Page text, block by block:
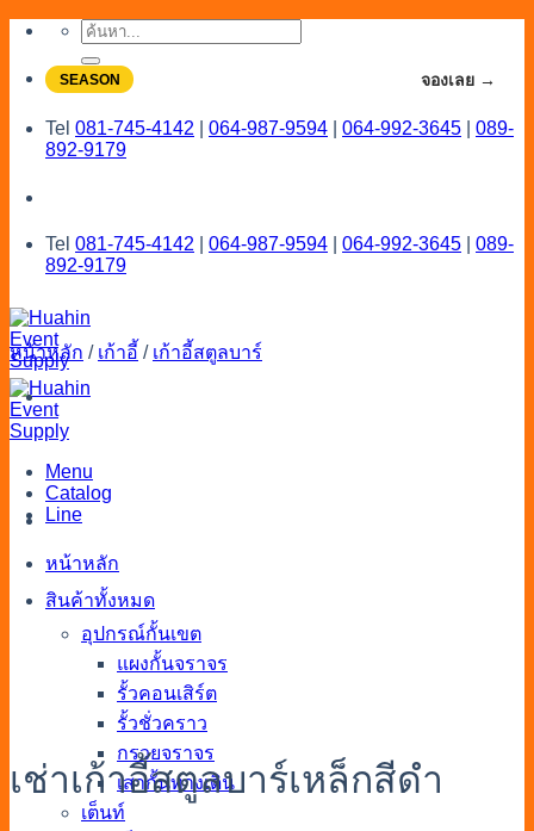
Skip
content
ค้นหา:
SEASON จองเลย →
Tel 081-745-4142 064-987-9594 064-992-3645
089-
892-9179
Tel 081-745-4142 064-987-9594 064-992-3645
089-
892-9179
Menu
Catalog
Line
หน้าหลัก
สินค้าทั้งหมด
อุปกรณ์กั้นเขต
แผงกั้นจราจร
รั้วคอนเสิร์ต
รั้วชั่วคราว
กรวยจราจร
เสากั้นทางเดิน
เต็นท์
หน้าหลัก / เก้าอี้ / เก้าอี้สตูลบาร์
เช่าเก้าอี้สตูลบาร์เหล็กสีดำ